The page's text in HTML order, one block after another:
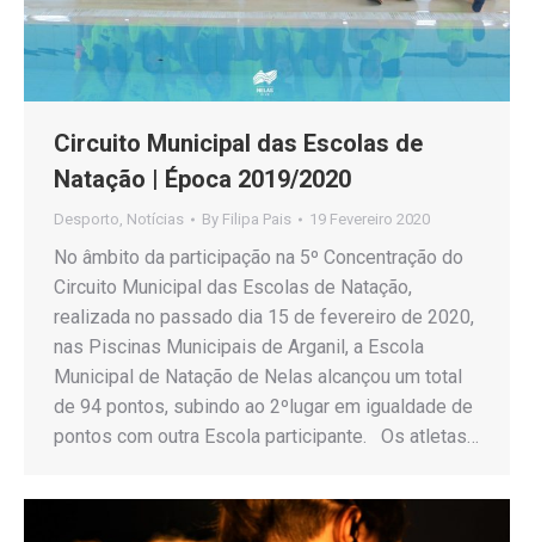
Circuito Municipal das Escolas de
Natação | Época 2019/2020
Desporto Notícias By Filipa Pais 19 Fevereiro 2020
No âmbito da participação na 5º Concentração do
Circuito Municipal das Escolas de Natação,
realizada no passado dia 15 de fevereiro de 2020,
nas Piscinas Municipais de Arganil, a Escola
Municipal de Natação de Nelas alcançou um total
de 94 pontos, subindo ao 2ºlugar em igualdade de
pontos com outra Escola participante. Os atletas…